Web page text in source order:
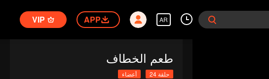
AR
APP
VIP
طعم الخطاف
حلقة 24 أعضاء